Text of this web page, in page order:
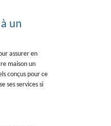
un
assurer en
maison un
conçus pour ce
ses services si